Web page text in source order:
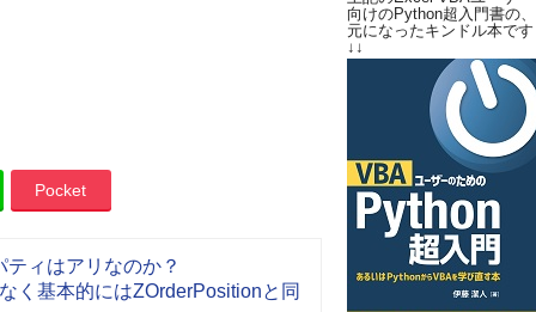
Pocket
ィはアリなのか？
く基本的にはZOrderPositionと同
向けのPython超入門書の、
元になったキンドル本です
↓↓